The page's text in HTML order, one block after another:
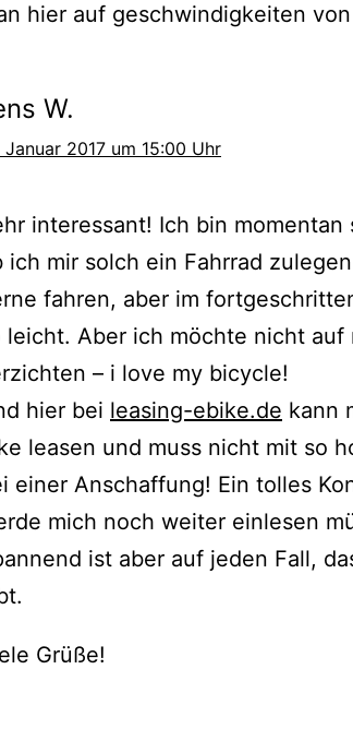
hier auf geschwindigkeiten
W.
Januar 2017 um 15:00 Uhr
interessant! Ich bin momentan
ich mir solch ein Fahrrad
fahren, aber im
leicht. Aber ich möchte nicht
– i love my bicycle!
hier bei leasing-ebike.de kann
leasen und muss nicht mit so
einer Anschaffung! Ein tolles
mich noch weiter einlesen
ist aber auf jeden Fall,
Grüße!